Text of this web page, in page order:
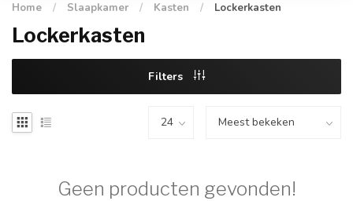
Home / Slaapkamer / Kasten / Lockerkasten
Lockerkasten
Filters
Geen producten gevonden!